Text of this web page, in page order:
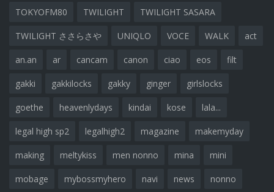
TOKYOFM80 TWILIGHT TWILIGHT SASARA
TWILIGHT ささらさや UNIQLO VOCE WALK act
an.an ar cancam canon ciao eos filt
gakki gakkilocks gakky ginger girlslocks
goethe heavenlydays kindai kose lala...
legal high sp2 legalhigh2 magazine makemyday
making meltykiss men nonno mina mini
mobage mybossmyhero navi news nonno